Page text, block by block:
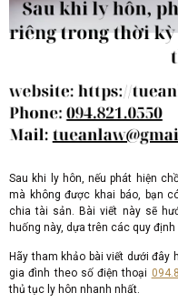
Sau khi ly hôn, nếu phát hiện
mà không được khai báo, bạn
chia tài sản. Bài viết này sẽ
huống này, dựa trên các quy định
Hãy tham khảo bài viết dưới đây
gia đình theo số điện thoại
thủ tục ly hôn nhanh nhất.